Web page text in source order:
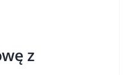
z